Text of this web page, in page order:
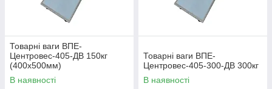
Товарні ваги ВПЕ-
Центровес-405-ДВ 150кг
(400х500мм)
В наявності
Товарні ваги ВПЕ-
Центровес-405-300-ДВ 300кг
В наявності